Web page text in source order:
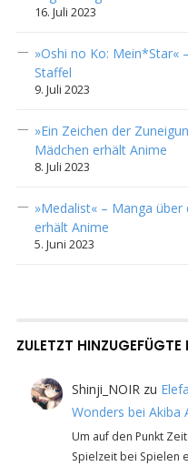
16. Juli 2023
»Oshi no Ko: Mein*Star«
Staffel
9. Juli 2023
»Ein Zeichen der
Mädchen erhält Anime
8. Juli 2023
»Medalist« – Manga
erhält Anime
5. Juni 2023
ZULETZT
Shinji_NOIR zu
Wonders bei Akiba
Um auf den Punkt
Spielzeit bei Spielen